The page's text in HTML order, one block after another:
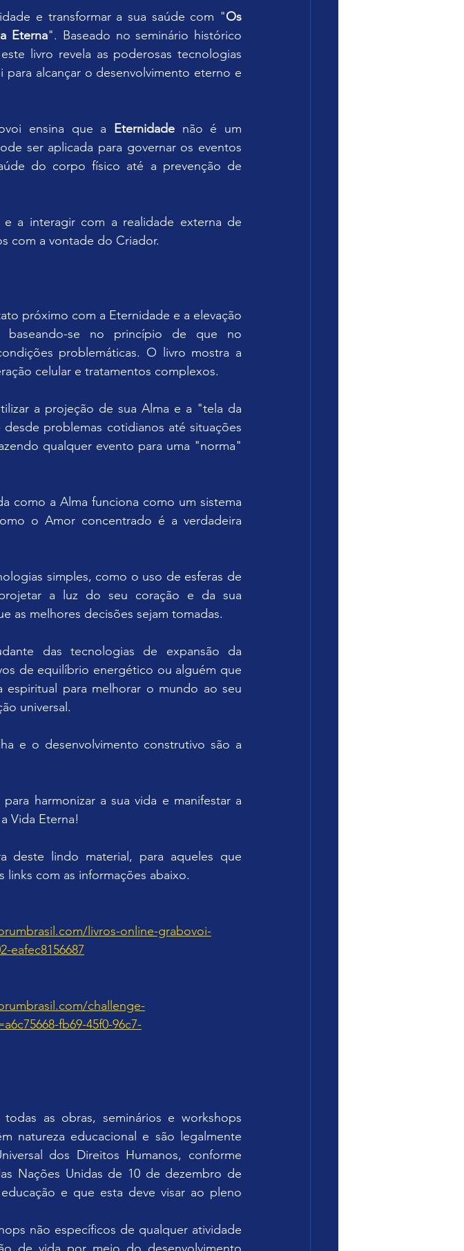
e transformar a sua saúde com "Os
Eterna". Baseado no seminário histórico
livro revela as poderosas tecnologias
alcançar o desenvolvimento eterno e
ensina que a Eternidade não é um
ser aplicada para governar os eventos
do corpo físico até a prevenção de
a interagir com a realidade externa de
com a vontade do Criador.
próximo com a Eternidade e a elevação
baseando-se no princípio de que no
problemáticas. O livro mostra a
celular e tratamentos complexos.
a projeção de sua Alma e a "tela da
problemas cotidianos até situações
qualquer evento para uma "norma"
como a Alma funciona como um sistema
o Amor concentrado é a verdadeira
simples, como o uso de esferas de
projetar a luz do seu coração e da sua
as melhores decisões sejam tomadas.
das tecnologias de expansão da
de equilíbrio energético ou alguém que
espiritual para melhorar o mundo ao seu
universal.
e o desenvolvimento construtivo são a
harmonizar a sua vida e manifestar a
Vida Eterna!
deste lindo material, para aqueles que
com as informações abaixo.
livros-online-grabovoi-
eafec8156687
challenge-
fb69-45f0-96c7-
as obras, seminários e workshops
natureza educacional e são legalmente
dos Direitos Humanos, conforme
Nações Unidas de 10 de dezembro de
e que esta deve visar ao pleno
não específicos de qualquer atividade